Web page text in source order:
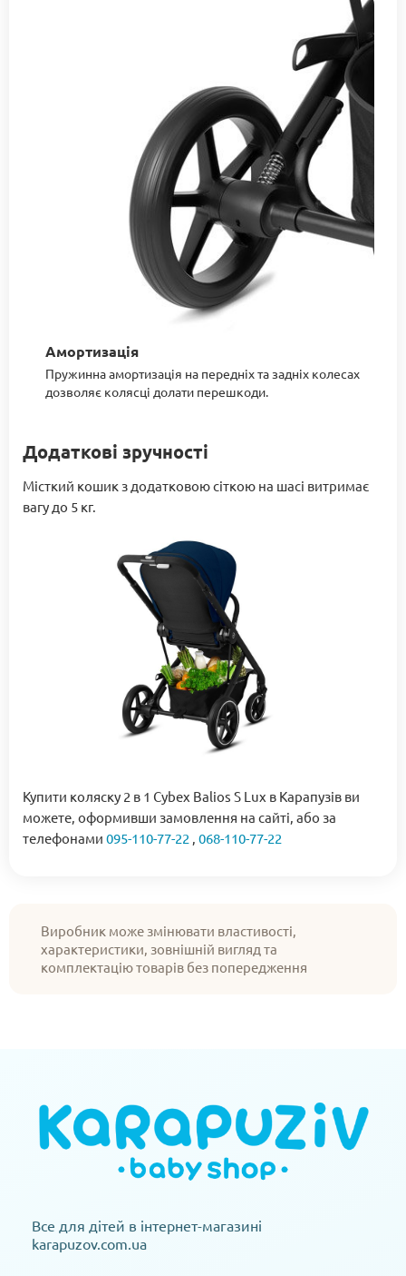
Амортизація
Пружинна амортизація на передніх та задніх колесах
дозволяє колясці долати перешкоди.
Додаткові зручності
Місткий кошик з додатковою сіткою на шасі витримає
вагу до 5 кг.
Купити коляску 2 в 1 Сybex Balios S Lux в Карапузів ви
можете, оформивши замовлення на сайті, або за
телефонами 095-110-77-22 , 068-110-77-22
Виробник може змінювати властивості,
характеристики, зовнішній вигляд та
комплектацію товарів без попередження
Все для дітей в інтернет-магазині
karapuzov.com.ua